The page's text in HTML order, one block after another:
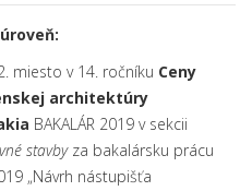
miesto v 14. ročníku Ceny
architektúry
BAKALÁR 2019 v sekcii
stavbyza bakalársku prácu
„Návrh nástupišťa